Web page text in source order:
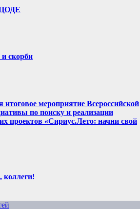
скорби
итоговое мероприятие Всероссийской
по поиску и реализации
проектов «Сириус.Лето: начни свой